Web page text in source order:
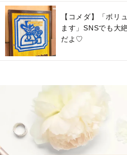
【コメダ】「ボリ
ます」SNSでも大
だよ♡